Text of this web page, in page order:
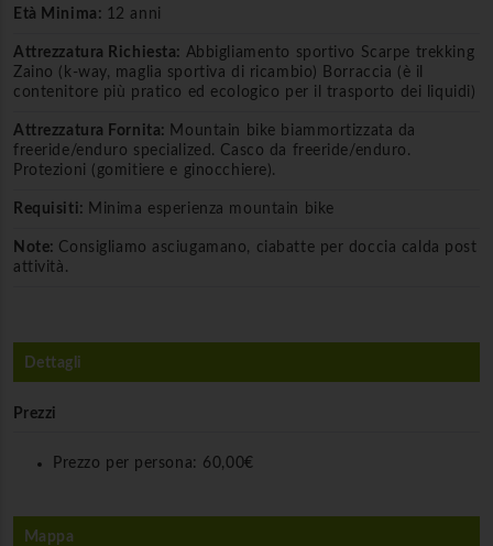
Età Minima: 12 anni
Attrezzatura Richiesta: Abbigliamento sportivo Scarpe trekking
Zaino (k-way, maglia sportiva di ricambio) Borraccia (è il
contenitore più pratico ed ecologico per il trasporto dei liquidi)
Attrezzatura Fornita: Mountain bike biammortizzata da
freeride/enduro specialized. Casco da freeride/enduro.
Protezioni (gomitiere e ginocchiere).
Requisiti: Minima esperienza mountain bike
Note: Consigliamo asciugamano, ciabatte per doccia calda post
attività.
Dettagli
Prezzi
Prezzo per persona: 60,00€
Mappa